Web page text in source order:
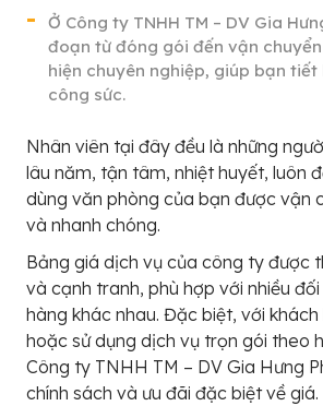
Ở Công ty TNHH TM – DV Gia
đoạn từ đóng gói đến vận
hiện chuyên nghiệp, giúp bạn
công sức.
Nhân viên tại đây đều là những
lâu năm, tận tâm, nhiệt huyết, luôn
dùng văn phòng của bạn được vận
và nhanh chóng.
Bảng giá dịch vụ của công ty được
và cạnh tranh, phù hợp với nhiều
hàng khác nhau. Đặc biệt, với
hoặc sử dụng dịch vụ trọn gói theo
Công ty TNHH TM – DV Gia Hưng
chính sách và ưu đãi đặc biệt về giá.